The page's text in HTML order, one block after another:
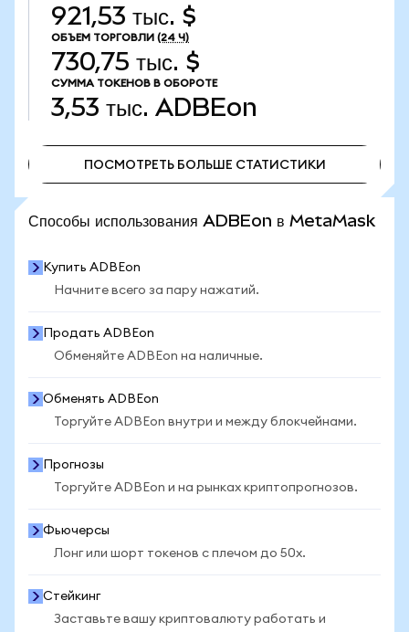
921,53 тыс. $
ОБЪЕМ ТОРГОВЛИ (24 Ч)
730,75 тыс. $
СУММА ТОКЕНОВ В ОБОРОТЕ
3,53 тыс. ADBEon
ПОСМОТРЕТЬ БОЛЬШЕ СТАТИСТИКИ
Способы использования ADBEon в MetaMask
Купить ADBEon
Начните всего за пару нажатий.
Продать ADBEon
Обменяйте ADBEon на наличные.
Обменять ADBEon
Торгуйте ADBEon внутри и между блокчейнами.
Прогнозы
Торгуйте ADBEon и на рынках криптопрогнозов.
Фьючерсы
Лонг или шорт токенов с плечом до 50x.
Стейкинг
Заставьте вашу криптовалюту работать и